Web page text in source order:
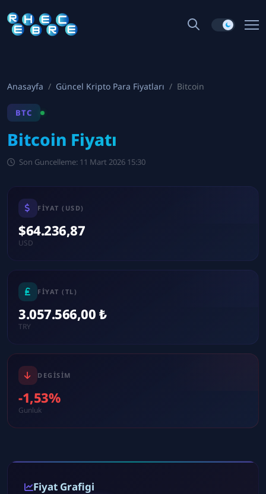
Anasayfa Güncel Kripto Para Fiyatları Bitcoin
BTC
Bitcoin Fiyatı
Son Guncelleme: 11 Mart 2026 15:30
FIYAT (USD)
$64.236,87
USD
FIYAT (TL)
3.057.566,00 ₺
TRY
DEGISIM
-1,53%
Gunluk
Fiyat Grafigi